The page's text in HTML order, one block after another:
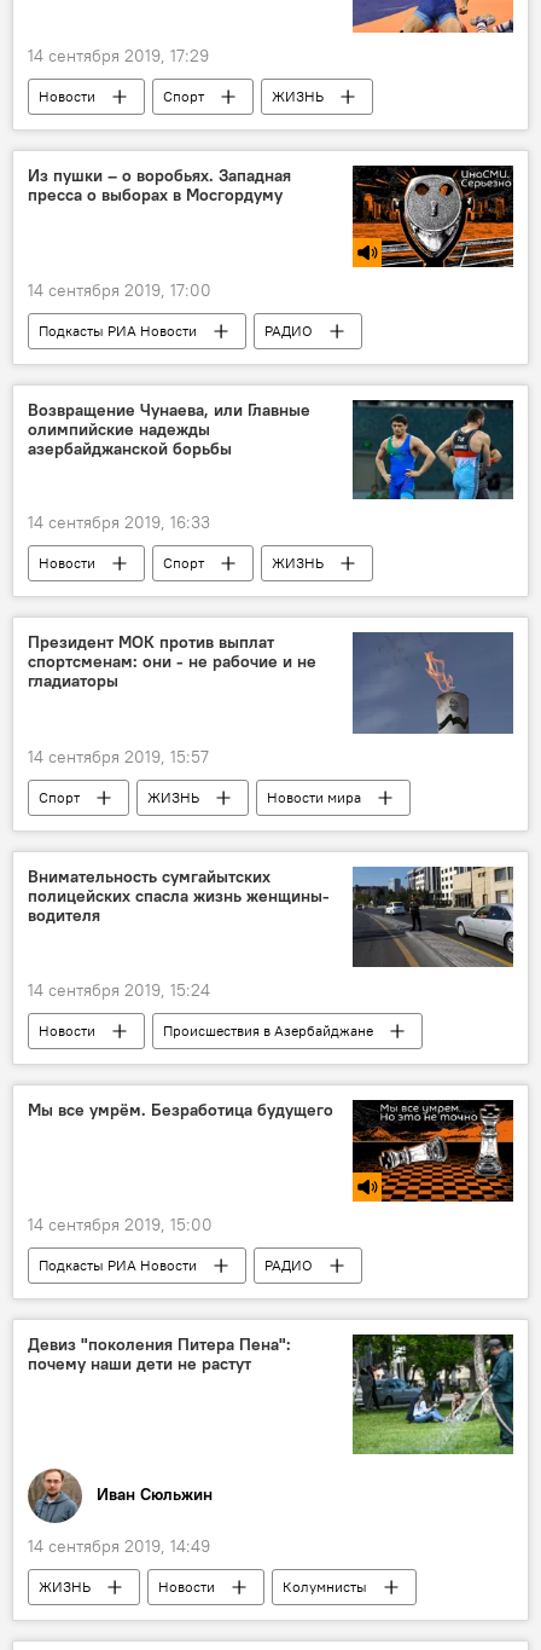
14 сентября 2019, 17:29
Новости Спорт
ЖИЗНЬ
Азербайджан
Новости мира
Из пушки – о воробьях. Западная
пресса о выборах в Мосгордуму
14 сентября 2019, 17:00
Подкасты РИА Новости
РАДИО
МУЛЬТИМЕДИА
Новости
Возвращение Чунаева, или Главные
олимпийские надежды
азербайджанской борьбы
14 сентября 2019, 16:33
Новости Спорт
ЖИЗНЬ
Азербайджан
Президент МОК против выплат
спортсменам: они - не рабочие и не
гладиаторы
14 сентября 2019, 15:57
Спорт ЖИЗНЬ
Новости мира
Азербайджан
Внимательность сумгайытских
полицейских спасла жизнь женщины-
водителя
14 сентября 2019, 15:24
Новости
Происшествия в Азербайджане
Происшествия
ЖИЗНЬ
Азербайджан
Мы все умрём. Безработица будущего
14 сентября 2019, 15:00
Подкасты РИА Новости
РАДИО
МУЛЬТИМЕДИА
Новости
Девиз "поколения Питера Пена":
почему наши дети не растут
Иван Сюльжин
14 сентября 2019, 14:49
ЖИЗНЬ Новости Колумнисты